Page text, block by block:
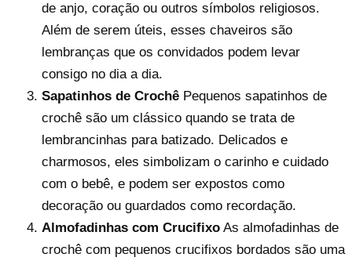
de anjo, coração ou outros símbolos religiosos.
Além de serem úteis, esses chaveiros são
lembranças que os convidados podem levar
consigo no dia a dia.
Sapatinhos de CrochêPequenos sapatinhos de
crochê são um clássico quando se trata de
lembrancinhas para batizado. Delicados e
charmosos, eles simbolizam o carinho e cuidado
com o bebê, e podem ser expostos como
decoração ou guardados como recordação.
Almofadinhas com CrucifixoAs almofadinhas de
crochê com pequenos crucifixos bordados são uma